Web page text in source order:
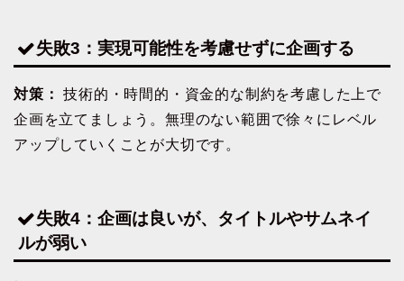
失敗3：実現可能性を考慮せずに企画する
対策：
技術的・時間的・資金的な制約を考慮した上で
企画を立てましょう。無理のない範囲で徐々にレベル
アップしていくことが大切です。
失敗4：企画は良いが、タイトルやサムネイ
ルが弱い